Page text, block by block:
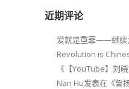
近期评论
爱就是重罪——继续
Revolution is
《 【YouTube】刘
Nan Hu发表在《鲁